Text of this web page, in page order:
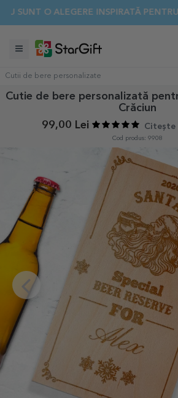
O ALEGERE INSPIRATĂ PENTRU
Cutii de bere personalizate
Cutie de bere personalizată
Crăciun
99,00 Lei
Citește
Cod produs: 9908